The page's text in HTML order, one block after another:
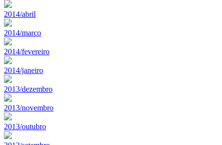
2014/abril
2014/marco
2014/fevereiro
2014/janeiro
2013/dezembro
2013/novembro
2013/outubro